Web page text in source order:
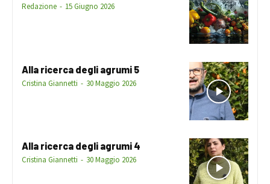
Redazione - 15 Giugno 2026
Alla ricerca degli agrumi 5
Cristina Giannetti - 30 Maggio 2026
Alla ricerca degli agrumi 4
Cristina Giannetti - 30 Maggio 2026